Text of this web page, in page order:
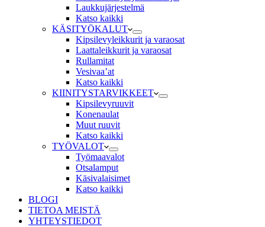
Laukkujärjestelmä
Katso kaikki
KÄSITYÖKALUT
Kipsilevyleikkurit ja varaosat
Laattaleikkurit ja varaosat
Rullamitat
Vesivaa’at
Katso kaikki
KIINITYSTARVIKKEET
Kipsilevyruuvit
Konenaulat
Muut ruuvit
Katso kaikki
TYÖVALOT
Työmaavalot
Otsalamput
Käsivalaisimet
Katso kaikki
BLOGI
TIETOA MEISTÄ
YHTEYSTIEDOT